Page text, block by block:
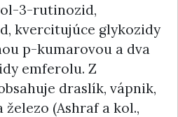
3-rutinozid,
kvercitujúce glykozidy
p-kumarovou a dva
emferolu. Z
draslík, vápnik,
(Ashraf a kol.,